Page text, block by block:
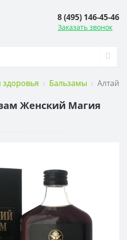
8 (495) 146-45-46
Заказать звонок
Бальзамы
Женский Магия